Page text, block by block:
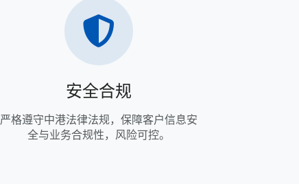
安全合规
严格遵守中港法律法规，保障客户信息安
全与业务合规性，风险可控。